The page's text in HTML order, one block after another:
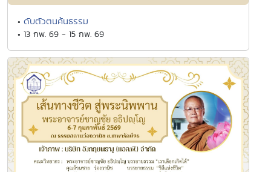
• ดับตัวตนค้นธรรม
• 13 กพ. 69 - 15 กพ. 69